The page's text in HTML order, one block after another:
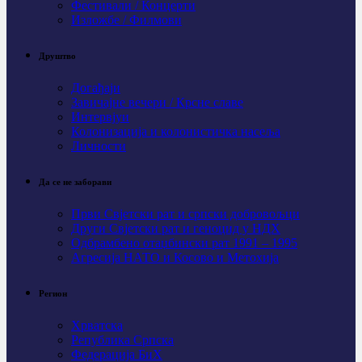
Фестивали / Концерти
Изложбе / Филмови
Друштво
Догађаји
Завичајне вечери / Крсне славе
Интервјуи
Колонизација и колонистичка насеља
Личности
Да се не заборави
Први Свјeтски рат и српски добровољци
Други Свјетски рат и геноцид у НДХ
Одбрамбено отаџбински рат 1991 – 1995
Агресија НАТО и Косово и Метохија
Регион
Хрватска
Република Српска
Федерација БиХ